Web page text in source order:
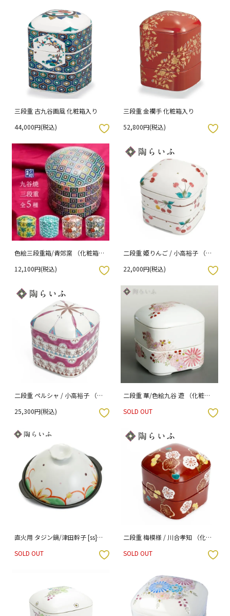
三段重 古九谷画風 化粧箱入り
44,000円(税込)
三段重 金襴手 化粧箱入り
52,800円(税込)
お気に入りボタン
色絵三段重箱/青郊窯 （化粧箱入
12,100円(税込)
二段重 姫りんご / 小高裕子 （化
22,000円(税込)
お気に入りボタン
二段重 ペルシャ / 小高裕子 （化
25,300円(税込)
二段重 華/色絵九谷 遊 （化粧箱
SOLD OUT
お気に入りボタン
直火用 タジン鍋/津田幹子 [ss]
SOLD OUT
二段重 梅模様 / 川合孝知 （化粧
SOLD OUT
お気に入りボタン